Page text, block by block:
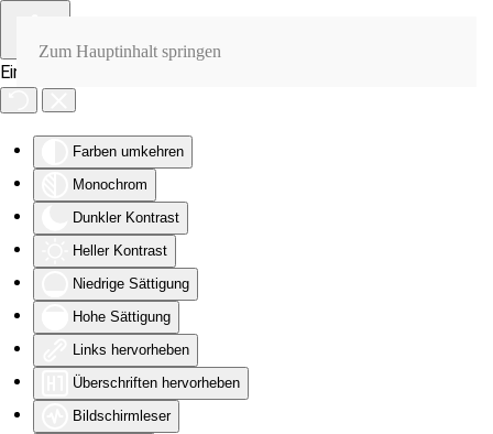
Eingabehilfen öffnen
Farben umkehren
Monochrom
Dunkler Kontrast
Heller Kontrast
Niedrige Sättigung
Hohe Sättigung
Links hervorheben
Überschriften hervorheben
Bildschirmleser
Zum Hauptinhalt springen